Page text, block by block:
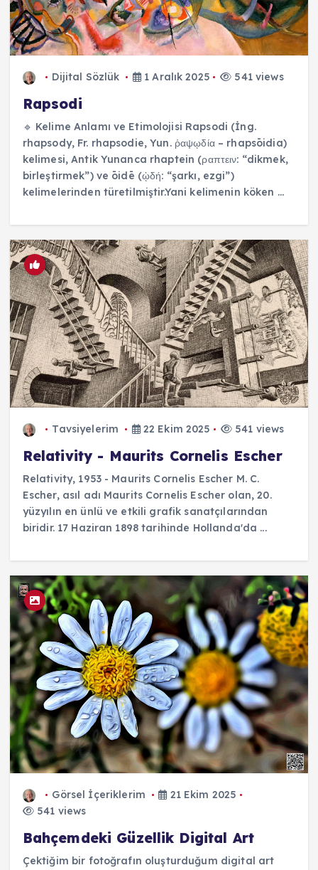
Dijital Sözlük 1 Aralık 2025 541 views
Rapsodi
🔹 Kelime Anlamı ve Etimolojisi Rapsodi (İng.
rhapsody, Fr. rhapsodie, Yun. ῥαψῳδία – rhapsōidia)
kelimesi, Antik Yunanca rhaptein (ραπτειν: “dikmek,
birleştirmek”) ve ōidē (ᾠδή: “şarkı, ezgi”)
kelimelerinden türetilmiştir.Yani kelimenin köken ...
Tavsiyelerim 22 Ekim 2025 541 views
Relativity - Maurits Cornelis Escher
Relativity, 1953 - Maurits Cornelis Escher M. C.
Escher, asıl adı Maurits Cornelis Escher olan, 20.
yüzyılın en ünlü ve etkili grafik sanatçılarından
biridir. 17 Haziran 1898 tarihinde Hollanda'da ...
Görsel İçeriklerim
21 Ekim 2025
541 views
Bahçemdeki Güzellik Digital Art
Çektiğim bir fotoğrafın oluşturduğum digital art